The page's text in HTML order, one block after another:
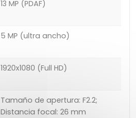
13 MP (PDAF)
5 MP (ultra ancho)
1920x1080 (Full HD)
Tamaño de apertura: F2.2;
Distancia focal: 26 mm